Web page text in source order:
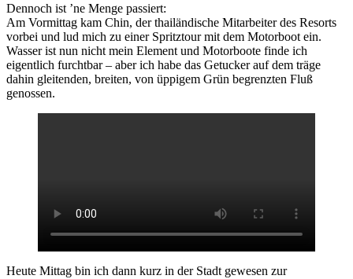
Dennoch ist ’ne Menge passiert:
Am Vormittag kam Chin, der thailändische Mitarbeiter des Resorts
vorbei und lud mich zu einer Spritztour mit dem Motorboot ein.
Wasser ist nun nicht mein Element und Motorboote finde ich
eigentlich furchtbar – aber ich habe das Getucker auf dem träge
dahin gleitenden, breiten, von üppigem Grün begrenzten Fluß
genossen.
Heute Mittag bin ich dann kurz in der Stadt gewesen zur